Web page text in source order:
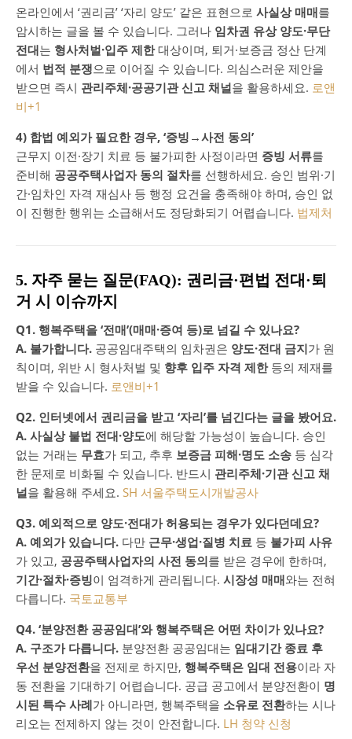
온라인에서 ‘권리금’ ‘자리 양도’ 같은 표현으로 사실상 매매를
암시하는 글을 볼 수 있습니다. 그러나 임차권 유상 양도·무단
전대는 형사처벌·입주 제한대상이며, 퇴거·보증금 정산 단계
에서 법적 분쟁으로 이어질 수 있습니다. 의심스러운 제안을
받으면 즉시 관리주체·공공기관 신고 채널을 활용하세요. 로앤
비+1
4) 합법 예외가 필요한 경우, ‘증빙→사전 동의’
근무지 이전·장기 치료 등 불가피한 사정이라면 증빙 서류를
준비해 공공주택사업자 동의 절차를 선행하세요. 승인 범위·기
간·임차인 자격 재심사 등 행정 요건을 충족해야 하며, 승인 없
이 진행한 행위는 소급해서도 정당화되기 어렵습니다. 법제처
5. 자주 묻는 질문(FAQ): 권리금·편법 전대·퇴
거 시 이슈까지
Q1. 행복주택을 ‘전매’(매매·증여 등)로 넘길 수 있나요?
A. 불가합니다. 공공임대주택의 임차권은 양도·전대 금지가 원
칙이며, 위반 시 형사처벌 및 향후 입주 자격 제한등의 제재를
받을 수 있습니다. 로앤비+1
Q2. 인터넷에서 권리금을 받고 ‘자리’를 넘긴다는 글을 봤어요.
A. 사실상 불법 전대·양도에 해당할 가능성이 높습니다. 승인
없는 거래는 무효가 되고, 추후 보증금 피해·명도 소송 등 심각
한 문제로 비화될 수 있습니다. 반드시 관리주체·기관 신고 채
널을 활용해 주세요. SH 서울주택도시개발공사
Q3. 예외적으로 양도·전대가 허용되는 경우가 있다던데요?
A. 예외가 있습니다. 다만 근무·생업·질병 치료 등 불가피 사유
가 있고, 공공주택사업자의 사전 동의를 받은 경우에 한하며,
기간·절차·증빙이 엄격하게 관리됩니다. 시장성 매매와는 전혀
다릅니다. 국토교통부
Q4. ‘분양전환 공공임대’와 행복주택은 어떤 차이가 있나요?
A. 구조가 다릅니다. 분양전환 공공임대는 임대기간 종료 후
우선 분양전환을 전제로 하지만, 행복주택은 임대 전용이라 자
동 전환을 기대하기 어렵습니다. 공급 공고에서 분양전환이 명
시된 특수 사례가 아니라면, 행복주택을 소유로 전환하는 시나
리오는 전제하지 않는 것이 안전합니다. LH 청약 신청